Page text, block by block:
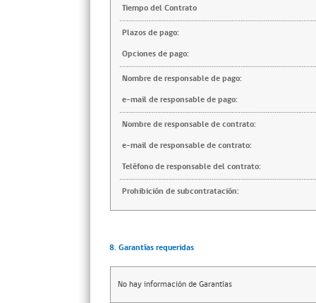
Tiempo del Contrato
Plazos de pago:
Opciones de pago:
Nombre de responsable de pago:
e-mail de responsable de pago:
Nombre de responsable de contrato:
e-mail de responsable de contrato:
Teléfono de responsable del contrato:
Prohibición de subcontratación:
8. Garantías requeridas
No hay información de Garantías